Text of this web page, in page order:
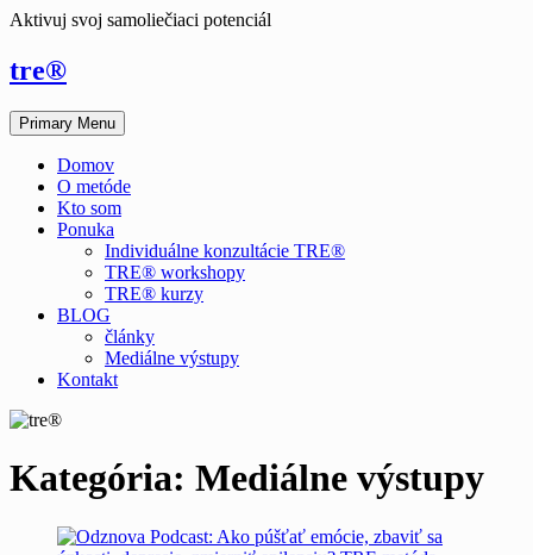
Aktivuj svoj samoliečiaci potenciál
tre®
Primary Menu
Domov
O metóde
Kto som
Ponuka
Individuálne konzultácie TRE®
TRE® workshopy
TRE® kurzy
BLOG
články
Mediálne výstupy
Kontakt
Kategória: Mediálne výstupy